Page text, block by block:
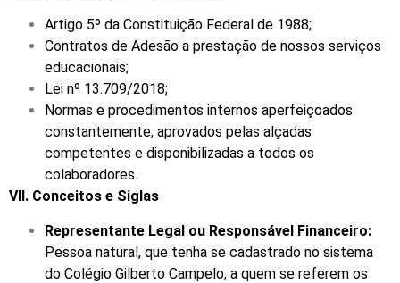
Artigo 5º da Constituição Federal de 1988;
Contratos de Adesão a prestação de nossos serviços
educacionais;
Lei nº 13.709/2018;
Normas e procedimentos internos aperfeiçoados
constantemente, aprovados pelas alçadas
competentes e disponibilizadas a todos os
colaboradores.
VII. Conceitos e Siglas
Representante Legal ou Responsável Financeiro:
Pessoa natural, que tenha se cadastrado no sistema
do Colégio Gilberto Campelo, a quem se referem os